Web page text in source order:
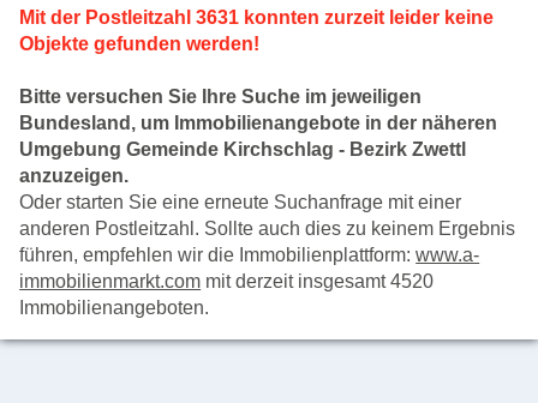
Mit der Postleitzahl 3631 konnten zurzeit leider keine
Objekte gefunden werden!
Bitte versuchen Sie Ihre Suche im jeweiligen
Bundesland, um Immobilienangebote in der näheren
Umgebung Gemeinde Kirchschlag - Bezirk Zwettl
anzuzeigen.
Oder starten Sie eine erneute Suchanfrage mit einer
anderen Postleitzahl. Sollte auch dies zu keinem Ergebnis
führen, empfehlen wir die Immobilienplattform:www.a-
immobilienmarkt.com mit derzeit insgesamt 4520
Immobilienangeboten.